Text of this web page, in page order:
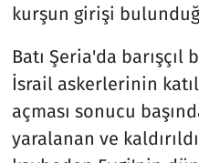
kurşun girişi
Batı Şeria'da barışçıl
İsrail askerlerinin
açması sonucu
yaralanan ve